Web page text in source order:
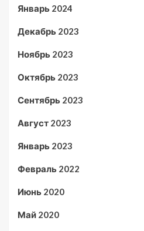
Январь 2024
Декабрь 2023
Ноябрь 2023
Октябрь 2023
Сентябрь 2023
Август 2023
Январь 2023
Февраль 2022
Июнь 2020
Май 2020